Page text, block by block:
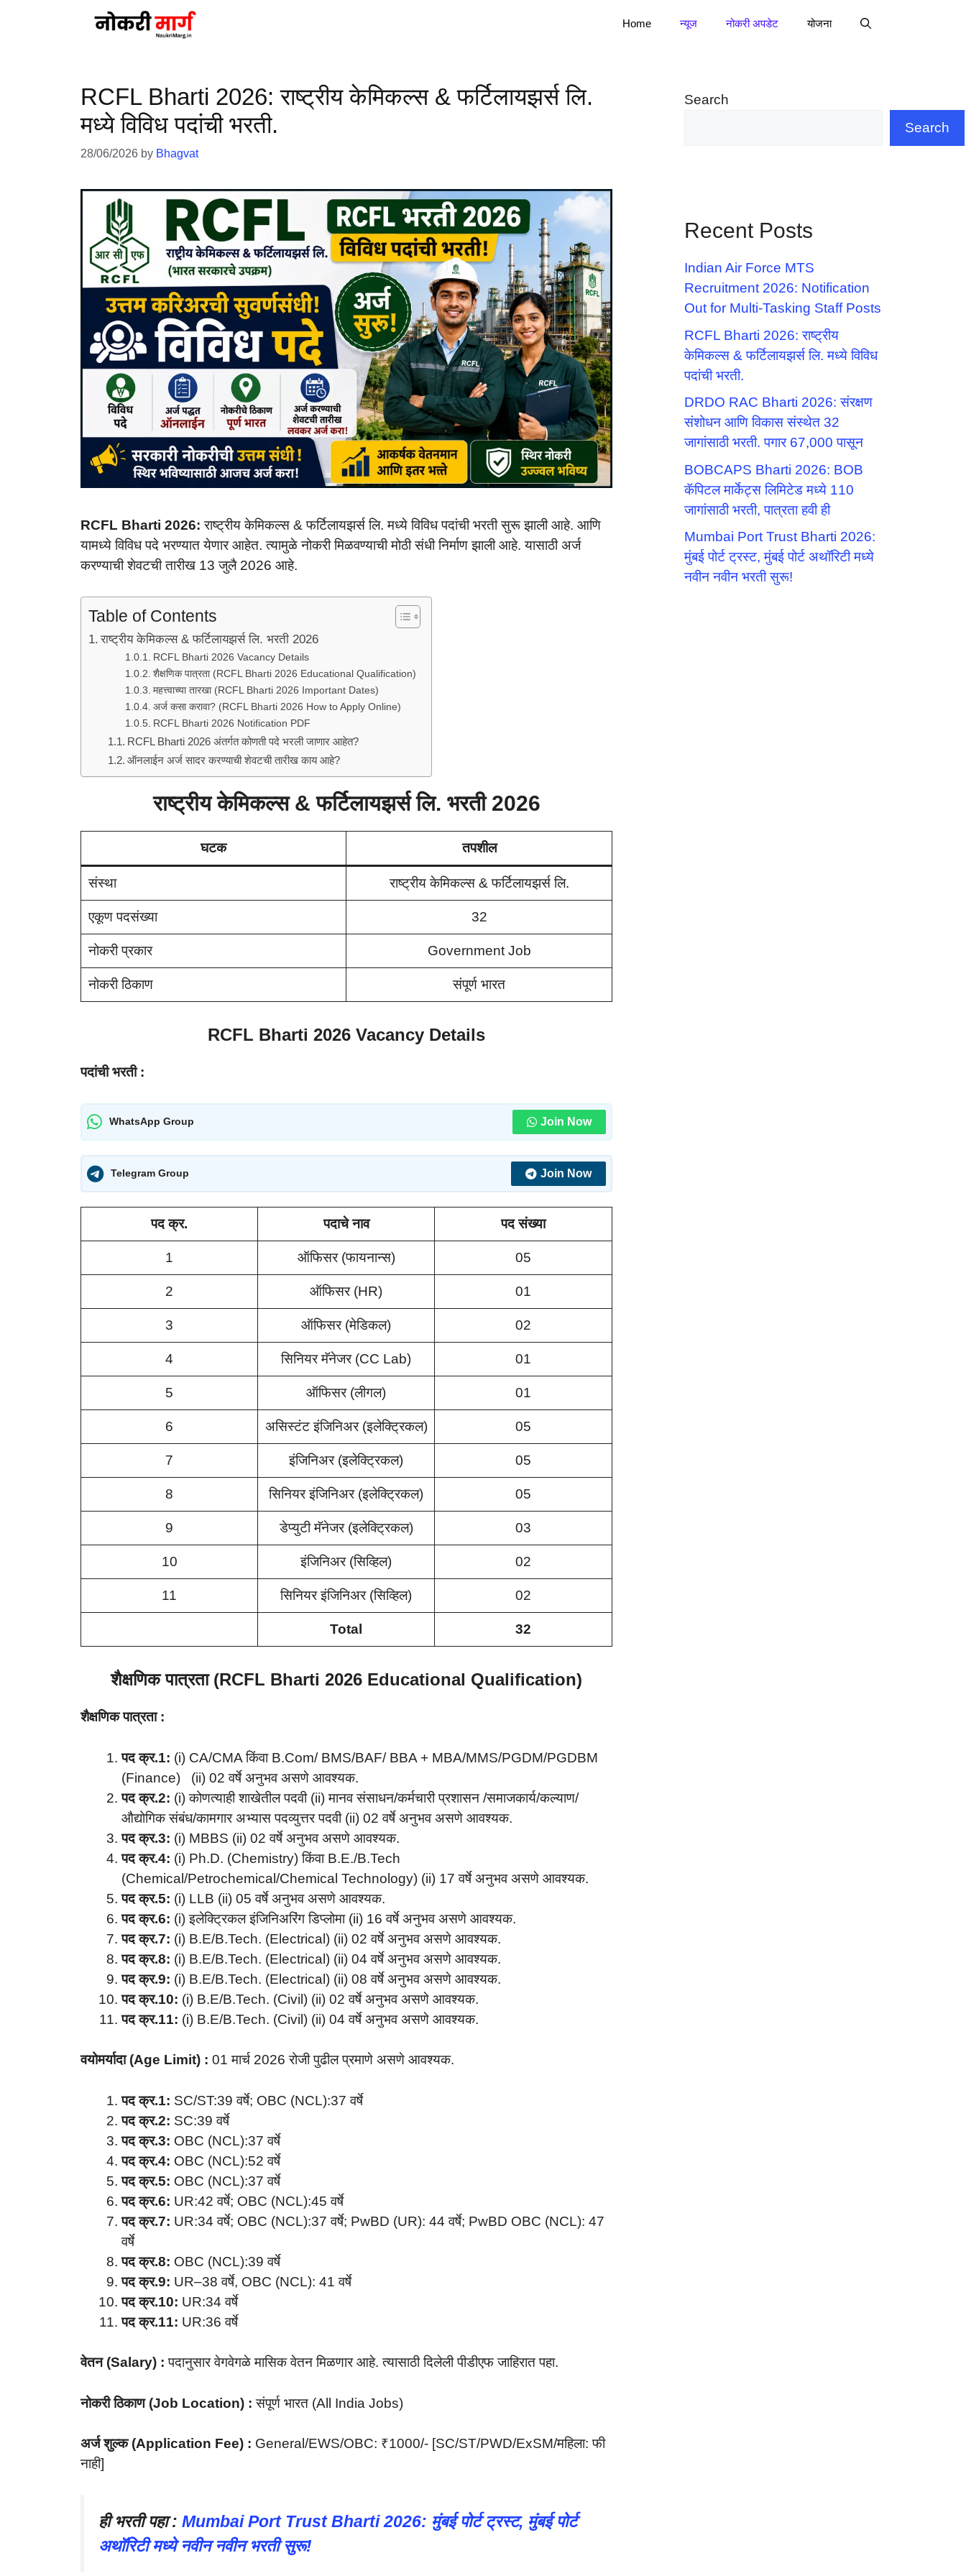
Home न्यूज नोकरी अपडेट योजना
RCFL Bharti 2026: राष्ट्रीय केमिकल्स & फर्टिलायझर्स लि.
मध्ये विविध पदांची भरती.
28/06/2026 by Bhagvat
RCFL Bharti 2026:राष्ट्रीय केमिकल्स & फर्टिलायझर्स लि. मध्ये विविध पदांची भरती सुरू झाली आहे. आणि
यामध्ये विविध पदे भरण्यात येणार आहेत. त्यामुळे नोकरी मिळवण्याची मोठी संधी निर्माण झाली आहे. यासाठी अर्ज
करण्याची शेवटची तारीख 13 जुलै 2026 आहे.
Table of Contents
राष्ट्रीय केमिकल्स & फर्टिलायझर्स लि. भरती 2026
RCFL Bharti 2026 Vacancy Details
शैक्षणिक पात्रता (RCFL Bharti 2026 Educational Qualification)
महत्त्वाच्या तारखा (RCFL Bharti 2026 Important Dates)
अर्ज कसा करावा? (RCFL Bharti 2026 How to Apply Online)
RCFL Bharti 2026 Notification PDF
RCFL Bharti 2026 अंतर्गत कोणती पदे भरली जाणार आहेत?
ऑनलाईन अर्ज सादर करण्याची शेवटची तारीख काय आहे?
राष्ट्रीय केमिकल्स & फर्टिलायझर्स लि. भरती 2026
घटक तपशील
संस्था राष्ट्रीय केमिकल्स & फर्टिलायझर्स लि.
एकूण पदसंख्या 32
नोकरी प्रकार Government Job
नोकरी ठिकाण संपूर्ण भारत
RCFL Bharti 2026 Vacancy Details
पदांची भरती :
WhatsApp Group Join Now
Telegram Group Join Now
पद क्र. पदाचे नाव पद संख्या
1 ऑफिसर (फायनान्स) 05
2 ऑफिसर (HR) 01
3 ऑफिसर (मेडिकल) 02
4 सिनियर मॅनेजर (CC Lab) 01
5 ऑफिसर (लीगल) 01
6 असिस्टंट इंजिनिअर (इलेक्ट्रिकल) 05
7 इंजिनिअर (इलेक्ट्रिकल) 05
8 सिनियर इंजिनिअर (इलेक्ट्रिकल) 05
9 डेप्युटी मॅनेजर (इलेक्ट्रिकल) 03
10 इंजिनिअर (सिव्हिल) 02
11 सिनियर इंजिनिअर (सिव्हिल) 02
Total 32
शैक्षणिक पात्रता (RCFL Bharti 2026 Educational Qualification)
शैक्षणिक पात्रता :
पद क्र.1: (i) CA/CMA किंवा B.Com/ BMS/BAF/ BBA + MBA/MMS/PGDM/PGDBM
(Finance) (ii) 02 वर्षे अनुभव असणे आवश्यक.
पद क्र.2: (i) कोणत्याही शाखेतील पदवी (ii) मानव संसाधन/कर्मचारी प्रशासन /समाजकार्य/कल्याण/
औद्योगिक संबंध/कामगार अभ्यास पदव्युत्तर पदवी (ii) 02 वर्षे अनुभव असणे आवश्यक.
पद क्र.3: (i) MBBS (ii) 02 वर्षे अनुभव असणे आवश्यक.
पद क्र.4: (i) Ph.D. (Chemistry) किंवा B.E./B.Tech
(Chemical/Petrochemical/Chemical Technology) (ii) 17 वर्षे अनुभव असणे आवश्यक.
पद क्र.5: (i) LLB (ii) 05 वर्षे अनुभव असणे आवश्यक.
पद क्र.6: (i) इलेक्ट्रिकल इंजिनिअरिंग डिप्लोमा (ii) 16 वर्षे अनुभव असणे आवश्यक.
पद क्र.7: (i) B.E/B.Tech. (Electrical) (ii) 02 वर्षे अनुभव असणे आवश्यक.
पद क्र.8: (i) B.E/B.Tech. (Electrical) (ii) 04 वर्षे अनुभव असणे आवश्यक.
पद क्र.9: (i) B.E/B.Tech. (Electrical) (ii) 08 वर्षे अनुभव असणे आवश्यक.
पद क्र.10: (i) B.E/B.Tech. (Civil) (ii) 02 वर्षे अनुभव असणे आवश्यक.
पद क्र.11: (i) B.E/B.Tech. (Civil) (ii) 04 वर्षे अनुभव असणे आवश्यक.
वयोमर्यादा (Age Limit) : 01 मार्च 2026 रोजी पुढील प्रमाणे असणे आवश्यक.
पद क्र.1: SC/ST:39 वर्षे; OBC (NCL):37 वर्षे
पद क्र.2: SC:39 वर्षे
पद क्र.3: OBC (NCL):37 वर्षे
पद क्र.4: OBC (NCL):52 वर्षे
पद क्र.5: OBC (NCL):37 वर्षे
पद क्र.6: UR:42 वर्षे; OBC (NCL):45 वर्षे
पद क्र.7: UR:34 वर्षे; OBC (NCL):37 वर्षे; PwBD (UR): 44 वर्षे; PwBD OBC (NCL): 47
वर्षे
पद क्र.8: OBC (NCL):39 वर्षे
पद क्र.9: UR–38 वर्षे, OBC (NCL): 41 वर्षे
पद क्र.10: UR:34 वर्षे
पद क्र.11: UR:36 वर्षे
वेतन (Salary) : पदानुसार वेगवेगळे मासिक वेतन मिळणार आहे. त्यासाठी दिलेली पीडीएफ जाहिरात पहा.
नोकरी ठिकाण (Job Location) : संपूर्ण भारत (All India Jobs)
अर्ज शुल्क (Application Fee) : General/EWS/OBC: ₹1000/- [SC/ST/PWD/ExSM/महिला: फी
नाही]
ही भरती पहा : Mumbai Port Trust Bharti 2026: मुंबई पोर्ट ट्रस्ट, मुंबई पोर्ट
अथॉरिटी मध्ये नवीन नवीन भरती सुरू!
Search
Search
Recent Posts
Indian Air Force MTS
Recruitment 2026: Notification
Out for Multi-Tasking Staff Posts
RCFL Bharti 2026: राष्ट्रीय
केमिकल्स & फर्टिलायझर्स लि. मध्ये विविध
पदांची भरती.
DRDO RAC Bharti 2026: संरक्षण
संशोधन आणि विकास संस्थेत 32
जागांसाठी भरती. पगार 67,000 पासून
BOBCAPS Bharti 2026: BOB
कॅपिटल मार्केट्स लिमिटेड मध्ये 110
जागांसाठी भरती, पात्रता हवी ही
Mumbai Port Trust Bharti 2026:
मुंबई पोर्ट ट्रस्ट, मुंबई पोर्ट अथॉरिटी मध्ये
नवीन नवीन भरती सुरू!